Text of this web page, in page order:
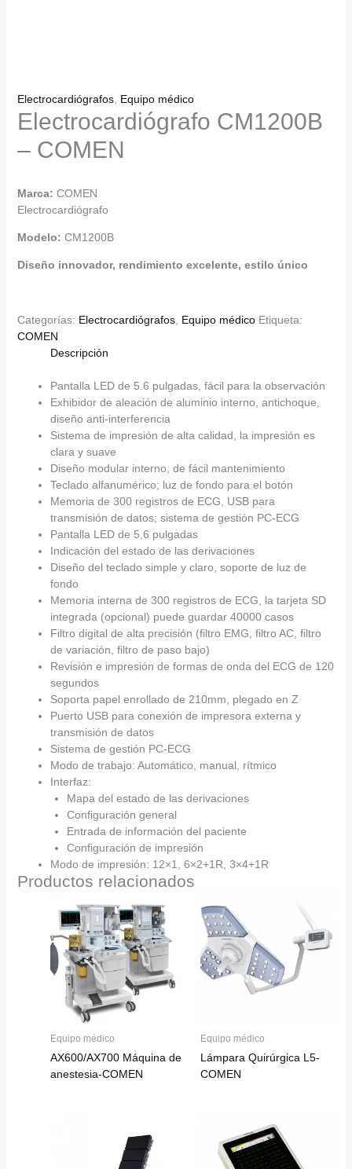
Electrocardiógrafos, Equipo médico
Electrocardiógrafo CM1200B
– COMEN
Marca: COMEN
Electrocardiógrafo
Modelo: CM1200B
Diseño innovador, rendimiento excelente, estilo único
Categorías: Electrocardiógrafos, Equipo médico Etiqueta:
COMEN
Descripción
Pantalla LED de 5.6 pulgadas, fácil para la observación
Exhibidor de aleación de aluminio interno, antichoque,
diseño anti-interferencia
Sistema de impresión de alta calidad, la impresión es
clara y suave
Diseño modular interno, de fácil mantenimiento
Teclado alfanumérico; luz de fondo para el botón
Memoria de 300 registros de ECG, USB para
transmisión de datos; sistema de gestión PC-ECG
Pantalla LED de 5,6 pulgadas
Indicación del estado de las derivaciones
Diseño del teclado simple y claro, soporte de luz de
fondo
Memoria interna de 300 registros de ECG, la tarjeta SD
integrada (opcional) puede guardar 40000 casos
Filtro digital de alta precisión (filtro EMG, filtro AC, filtro
de variación, filtro de paso bajo)
Revisión e impresión de formas de onda del ECG de 120
segundos
Soporta papel enrollado de 210mm, plegado en Z
Puerto USB para conexión de impresora externa y
transmisión de datos
Sistema de gestión PC-ECG
Modo de trabajo: Automático, manual, rítmico
Interfaz:
Mapa del estado de las derivaciones
Configuración general
Entrada de información del paciente
Configuración de impresión
Modo de impresión: 12×1, 6×2+1R, 3×4+1R
Productos relacionados
Equipo médico
AX600/AX700 Máquina de
anestesia-COMEN
Equipo médico
Lámpara Quirúrgica L5-
COMEN